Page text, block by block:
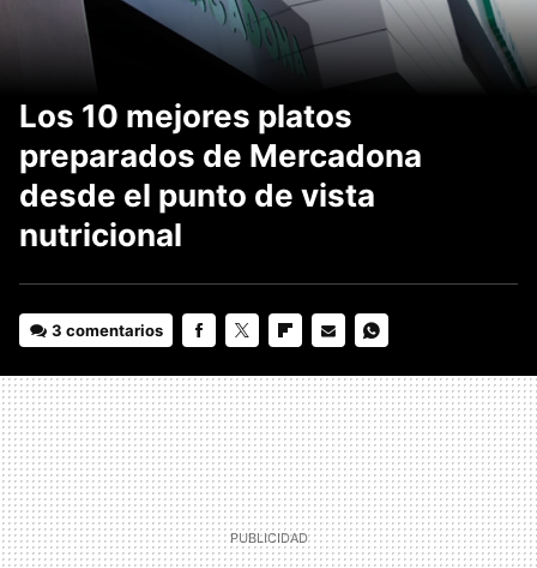
Los 10 mejores platos
preparados de Mercadona
desde el punto de vista
nutricional
3 comentarios
MAIL